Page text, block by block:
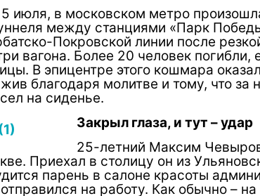
июля, в московском метро
между станциями «Парк
Покровской линии после
вагона. Более 20 человек погибли,
В эпицентре этого кошмара
благодаря молитве и тому, что за
на сиденье.
Закрыл глаза, и тут – удар
25-летний Максим
Приехал в столицу он из
парень в салоне красоты
на работу. Как обычно –